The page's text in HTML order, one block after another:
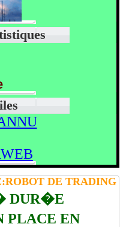
DE TRADING
DUR�E
EN